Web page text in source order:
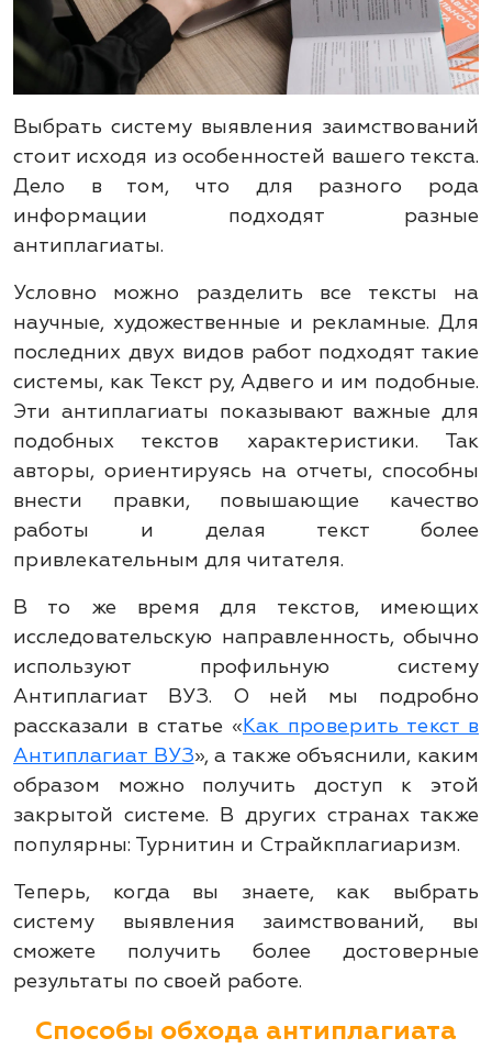
Выбрать систему выявления заимствований
стоит исходя из особенностей вашего текста.
Дело в том, что для разного рода
информации подходят разные
антиплагиаты.
Условно можно разделить все тексты на
научные, художественные и рекламные. Для
последних двух видов работ подходят такие
системы, как Текст ру, Адвего и им подобные.
Эти антиплагиаты показывают важные для
подобных текстов характеристики. Так
авторы, ориентируясь на отчеты, способны
внести правки, повышающие качество
работы и делая текст более
привлекательным для читателя.
В то же время для текстов, имеющих
исследовательскую направленность, обычно
используют профильную систему
Антиплагиат ВУЗ. О ней мы подробно
рассказали в статье «Как проверить текст в
Антиплагиат ВУЗ», а также объяснили, каким
образом можно получить доступ к этой
закрытой системе. В других странах также
популярны: Турнитин и Страйкплагиаризм.
Теперь, когда вы знаете, как выбрать
систему выявления заимствований, вы
сможете получить более достоверные
результаты по своей работе.
Способы обхода антиплагиата